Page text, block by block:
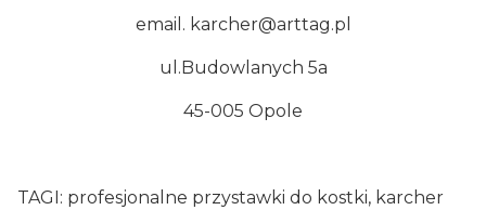
email. karcher@arttag.pl
ul.Budowlanych 5a
45-005 Opole
TAGI: profesjonalne przystawki do kostki, karcher